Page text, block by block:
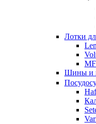
Лотки
Шины и